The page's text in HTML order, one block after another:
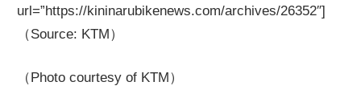
url=”https://kininarubikenews.com/archives/26352″]
（Source: KTM）
（Photo courtesy of KTM）